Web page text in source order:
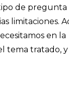
de pregunta
limitaciones.
en la
tema tratado, y